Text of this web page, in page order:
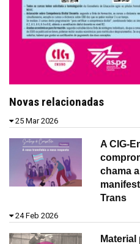
Novas relacionadas
25 Mar 2026
A CIG-
chama
Trans
24 Feb 2026